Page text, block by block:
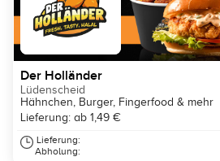
Der Holländer
Lüdenscheid
Hähnchen, Burger, Fingerfood & mehr
Lieferung: ab 1,49 €
Lieferung:
Abholung: